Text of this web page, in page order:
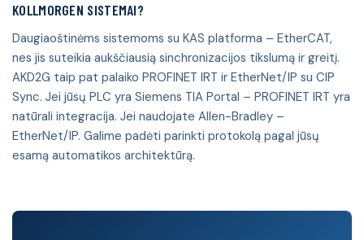
KOLLMORGEN SISTEMAI?
Daugiaoštinėms sistemoms su KAS platforma – EtherCAT,
nes jis suteikia aukščiausią sinchronizacijos tikslumą ir greitį.
AKD2G taip pat palaiko PROFINET IRT ir EtherNet/IP su CIP
Sync. Jei jūsų PLC yra Siemens TIA Portal – PROFINET IRT yra
natūrali integracija. Jei naudojate Allen-Bradley –
EtherNet/IP. Galime padėti parinkti protokolą pagal jūsų
esamą automatikos architektūrą.